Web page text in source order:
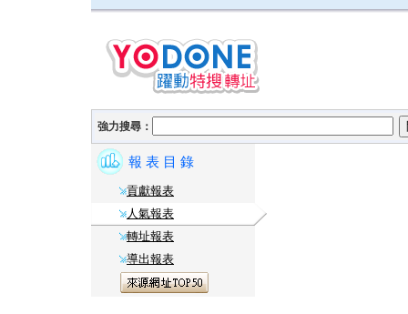
強力搜尋：
報 表 目 錄
貢獻報表
人氣報表
轉址報表
導出報表